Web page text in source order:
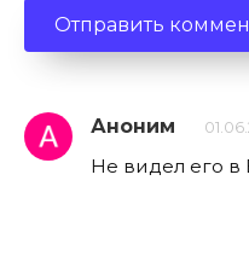
Аноним
Не видел его в